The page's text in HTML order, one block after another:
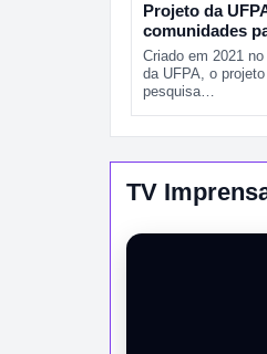
Projeto da
comunidades
Pará
Criado em 2021
da UFPA, o
pesquisa…
TV